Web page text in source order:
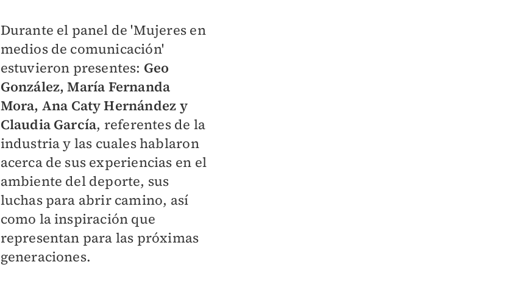
Durante el panel de 'Mujeres en
medios de comunicación'
estuvieron presentes: Geo
González, María Fernanda
Mora, Ana Caty Hernández y
Claudia García, referentes de la
industria y las cuales hablaron
acerca de sus experiencias en el
ambiente del deporte, sus
luchas para abrir camino, así
como la inspiración que
representan para las próximas
generaciones.